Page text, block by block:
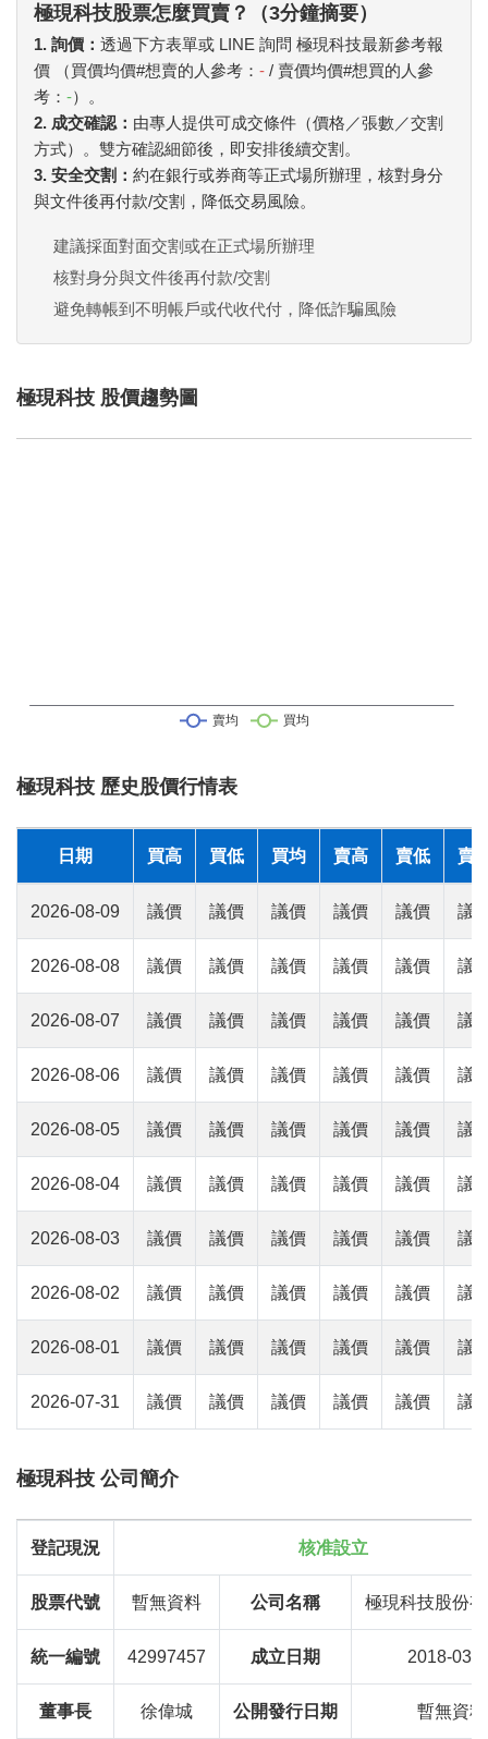
極現科技股票怎麼買賣？（3分鐘摘要）
1. 詢價： 透過下方表單或 LINE 詢問 極現科技最新參考報
價 （買價均價#想賣的人參考： - / 賣價均價#想買的人參
考： -）。
2. 成交確認： 由專人提供可成交條件（價格／張數／交割
方式）。雙方確認細節後，即安排後續交割。
3. 安全交割： 約在銀行或券商等正式場所辦理，核對身分
與文件後再付款/交割，降低交易風險。
建議採面對面交割或在正式場所辦理
核對身分與文件後再付款/交割
避免轉帳到不明帳戶或代收代付，降低詐騙風險
極現科技 股價趨勢圖
極現科技 歷史股價行情表
日期 買高 買低 買均 賣高 賣低 賣
2026-08-09 議價 議價 議價 議價 議價 議
2026-08-08 議價 議價 議價 議價 議價 議
2026-08-07 議價 議價 議價 議價 議價 議
2026-08-06 議價 議價 議價 議價 議價 議
2026-08-05 議價 議價 議價 議價 議價 議
2026-08-04 議價 議價 議價 議價 議價 議
2026-08-03 議價 議價 議價 議價 議價 議
2026-08-02 議價 議價 議價 議價 議價 議
2026-08-01 議價 議價 議價 議價 議價 議
2026-07-31 議價 議價 議價 議價 議價 議
極現科技 公司簡介
登記現況 核准設立
股票代號 暫無資料 公司名稱 極現科技股份
統一編號 42997457 成立日期 2018-03-
董事長 徐偉城 公開發行日期 暫無資料